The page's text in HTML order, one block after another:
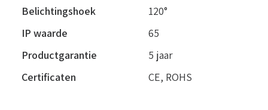
Belichtingshoek
120°
IP waarde
65
Productgarantie
5 jaar
Certificaten
CE, ROHS